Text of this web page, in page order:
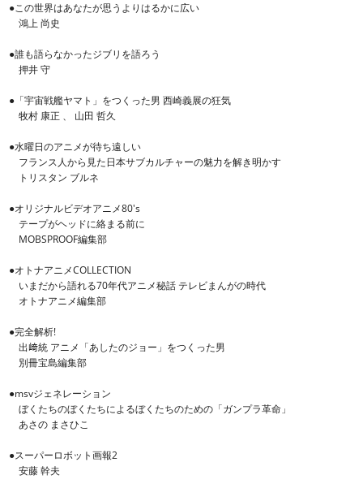
●この世界はあなたが思うよりはるかに広い
鴻上 尚史
●誰も語らなかったジブリを語ろう
押井 守
●「宇宙戦艦ヤマト」をつくった男 西崎義展の狂気
牧村 康正 、 山田 哲久
●水曜日のアニメが待ち遠しい
フランス人から見た日本サブカルチャーの魅力を解き明かす
トリスタン ブルネ
●オリジナルビデオアニメ80's
テープがヘッドに絡まる前に
MOBSPROOF編集部
●オトナアニメCOLLECTION
いまだから語れる70年代アニメ秘話 テレビまんがの時代
オトナアニメ編集部
●完全解析!
出﨑統 アニメ「あしたのジョー」をつくった男
別冊宝島編集部
●msvジェネレーション
ぼくたちのぼくたちによるぼくたちのための「ガンプラ革命」
あさの まさひこ
●スーパーロボット画報2
安藤 幹夫